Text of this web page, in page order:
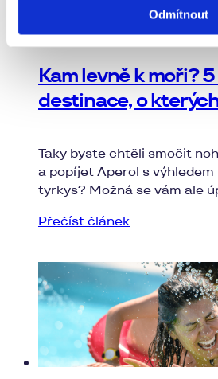
Odmítnout
Kam levně k moři?
destinace, o
Taky byste chtěli smočit
a popíjet Aperol s
tyrkys? Možná se vám ale
několik levných destinací, o
Přečíst článek